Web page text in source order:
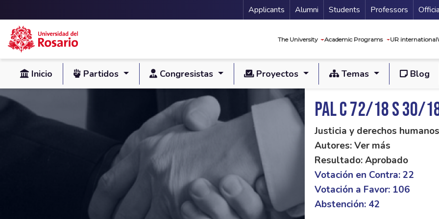
Skip to main content
Menu Secundario
Applicants Alumni Students Professors
The University Academic Programs UR international
Inicio Partidos Congresistas Proyectos Temas Blog
PAL C 72/18 S 30/
Justicia y derechos humanos
Autores: Ver más
Resultado: Aprobado
Votación en Contra: 22
Votación a Favor: 106
Abstención: 42